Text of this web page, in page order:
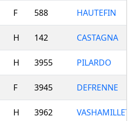
F 588 HAUTEFIN
H 142 CASTAGNA
H 3955 PILARDO
F 3945 DEFRENNE
H 3962